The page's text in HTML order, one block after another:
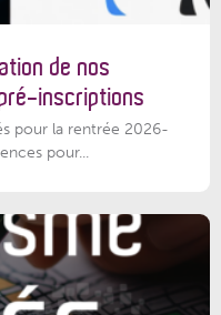
de nos
inscriptions
pour la rentrée 2026-
pour...